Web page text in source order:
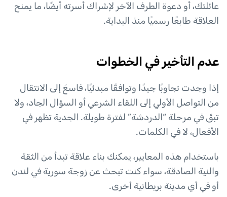
عائلتك، أو دعوة الطرف الآخر لإشراك أسرته أيضًا، ما يمنح
العلاقة طابعًا رسميًا منذ البداية.
عدم التأخير في الخطوات
إذا وجدت تجاوبًا جيدًا وتوافقًا مبدئيًا، فاسعَ إلى الانتقال
من التواصل الأولي إلى اللقاء الشرعي أو السؤال الجاد، ولا
تبقَ في مرحلة “الدردشة” لفترة طويلة. الجدية تظهر في
الأفعال، لا في الكلمات.
باستخدام هذه المعايير، يمكنك بناء علاقة تبدأ من الثقة
والنية الصادقة، سواء كنت تبحث عن زوجة سورية في لندن
أو في أي مدينة بريطانية أخرى.